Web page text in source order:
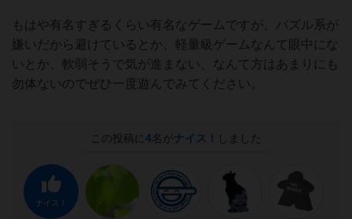
もはや有名すぎるくらい有名なゲームですが、パズル系が
嫌いだから避けているとか、軽量級ゲームなんて眼中にな
いとか、軟弱そうで気が進まない、なんて方はあまりにも
勿体ないのでぜひ一度遊んでみてください。
この投稿に 4名がナイス！ しました
ナイス！